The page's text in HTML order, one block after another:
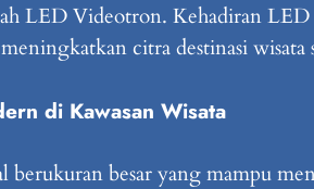
LED Videotron. Kehadiran
citra destinasi wisata
di Kawasan Wisata
besar yang mampu